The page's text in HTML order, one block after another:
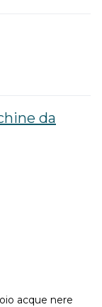
da
acque nere